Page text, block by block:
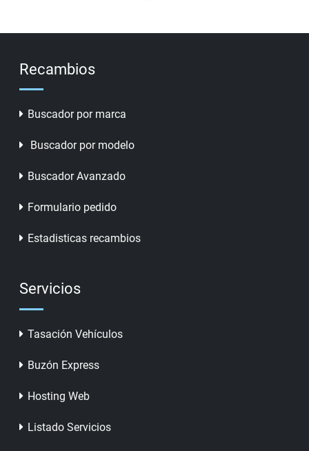
Recambios
Buscador por marca
Buscador por modelo
Buscador Avanzado
Formulario pedido
Estadisticas recambios
Servicios
Tasación Vehículos
Buzón Express
Hosting Web
Listado Servicios